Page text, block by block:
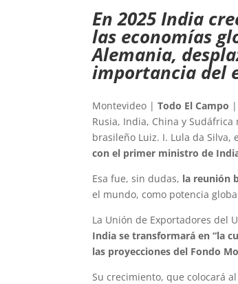
En 2025 India
las economías
Alemania,
importancia del
Montevideo |Todo El Campo
Rusia, India, China y
brasileño Luiz. I. Lula da
con el primer ministro de
Esa fue, sin dudas, la reunión
el mundo, como potencia
La Unión de Exportadores del
India se transformará en “la
las proyecciones del Fondo
Su crecimiento, que colocará